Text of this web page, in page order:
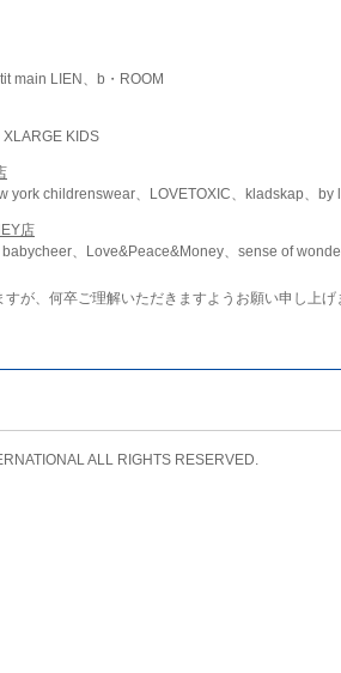
main LIEN、b・ROOM
KIDS
york childrenswear、LOVETOXIC、kladskap、
店
、Love&Peace&Money、sense of
が、何卒ご理解いただきますようお願い申し上げ